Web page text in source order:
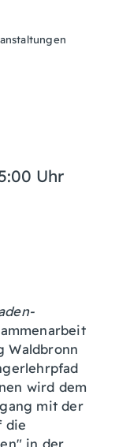
Uhr
Waldbronn
wird dem
mit der
die
in der